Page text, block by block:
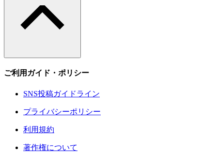
ご利用ガイド・ポリシー
SNS投稿ガイドライン
プライバシーポリシー
利用規約
著作権について